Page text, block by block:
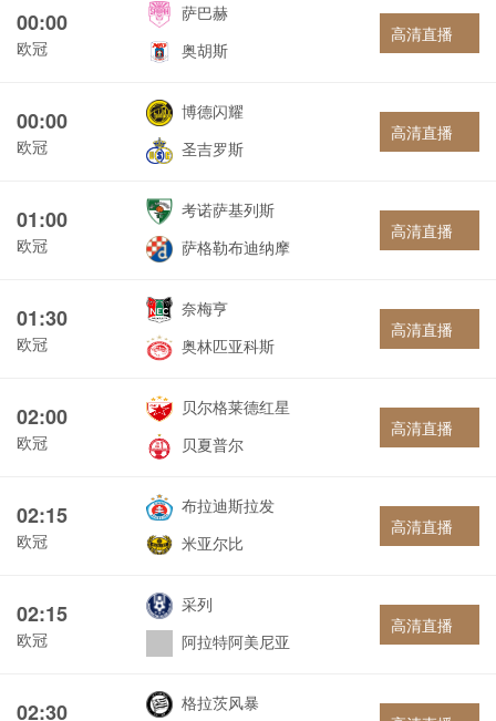
00:00
欧冠
萨巴赫
奥胡斯
高清直播
00:00
欧冠
博德闪耀
圣吉罗斯
高清直播
01:00
欧冠
考诺萨基列斯
萨格勒布迪纳摩
高清直播
01:30
欧冠
奈梅亨
奥林匹亚科斯
高清直播
02:00
欧冠
贝尔格莱德红星
贝夏普尔
高清直播
02:15
欧冠
布拉迪斯拉发
米亚尔比
高清直播
02:15
欧冠
采列
阿拉特阿美尼亚
高清直播
02:30
格拉茨风暴